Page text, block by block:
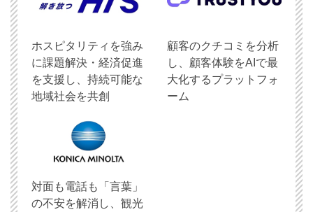
ホスピタリティを強み
に課題解決・経済促進
を支援し、持続可能な
地域社会を共創
顧客のクチコミを分析
し、顧客体験をAIで最
大化するプラットフォ
ーム
対面も電話も「言葉」
の不安を解消し、観光